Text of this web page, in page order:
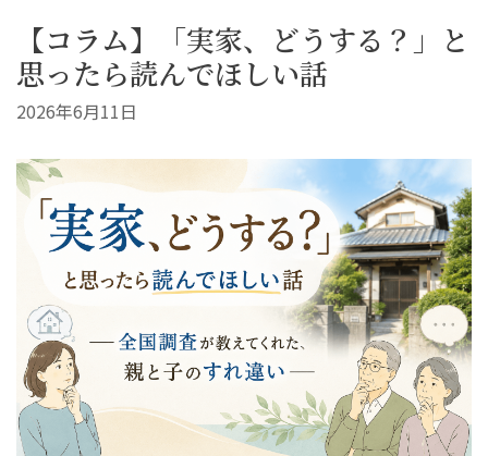
【コラム】「実家、どうする？」と
思ったら読んでほしい話
2026年6月11日